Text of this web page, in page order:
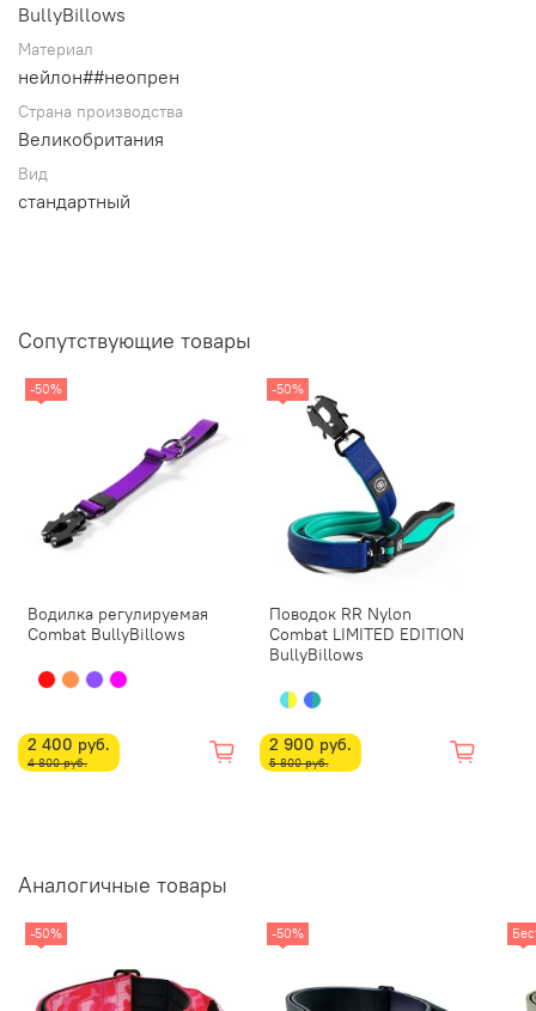
Ошейник Combat BullyBillows
механизмом «cobra»: он позволяет быстро
BullyBillows
Материал
нейлон##неопрен
Страна производства
Великобритания
Вид
стандартный
Сопутствующие товары
-50%
Водилка регулируемая
Combat BullyBillows
2 400 руб.
4 800 руб.
-50%
Поводок RR Nylon
Combat LIMITED EDITION
BullyBillows
2 900 руб.
5 800 руб.
Аналогичные товары
-50% -50%